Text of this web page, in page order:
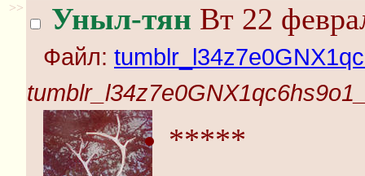
>> Уныл-тян Вт 22
Файл:
*****